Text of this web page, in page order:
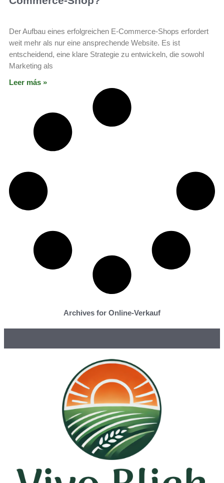
Der Aufbau eines erfolgreichen E-Commerce-Shops erfordert
weit mehr als nur eine ansprechende Website. Es ist
entscheidend, eine klare Strategie zu entwickeln, die sowohl
Marketing als
Leer más »
Archives for Online-Verkauf